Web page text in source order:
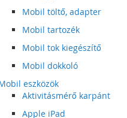
Mobil töltő, adapter
Mobil tartozék
Mobil tok kiegészítő
Mobil dokkoló
eszközök
Aktivitásmérő karpánt
Apple iPad